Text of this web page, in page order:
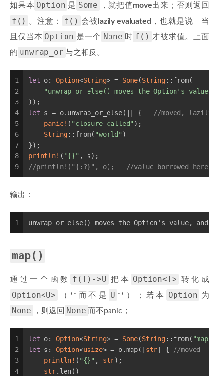
如果本 Option 是 Some ，就把值move出来；否则返回
f() 。注意： f() 会被 lazily evaluated
，也就是说，当
且仅当本 Option 是一个 None 时 f() 才被求值。上面
的 unwrap_or 与之相反。
1
2
3
4
5
6
7
8
9
let o: Option<String> = Some(String::from(
"unwrap_or_else() moves the Option's
));
let s = o.unwrap_or_else(|| {
//moved, lazily
panic! ( "closure called" );
String::from( "world" )
});
println! ( "{}" , s);
//println!("{:?}", o);   //value borrowed here
输出：
1 unwrap_or_else() moves the Option's value,
map()
通过一个函数 f(T)->U 把本 Option<T> 转化成
Option<U> （**而不是 U **）；若本 Option 为
None ，则返回 None 而不panic；
1
2
3
4
let o: Option<String> = Some(String::from(
let s: Option<usize> = o.map(| str | {
//moved
println! ( "{}" , str);
str.len()